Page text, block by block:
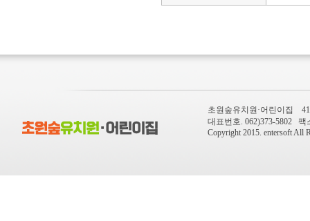
초원숲유치원·어린이집
대표번호. 062)373-5802 팩
Copyright 2015. entersoftAll